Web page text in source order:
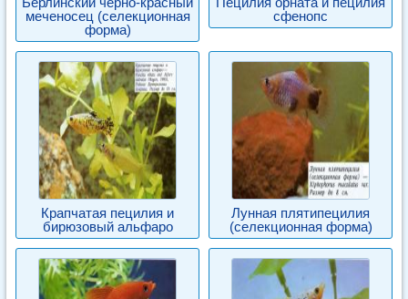
меченосец (селекционная
форма)
сфенопс
Крапчатая пецилия и
бирюзовый альфаро
Лунная плятипецилия
(селекционная форма)